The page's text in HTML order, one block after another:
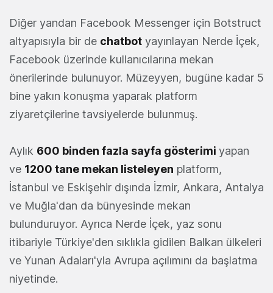
Diğer yandan Facebook Messenger için Botstruct
altyapısıyla bir de chatbot yayınlayan Nerde İçek,
Facebook üzerinde kullanıcılarına mekan
önerilerinde bulunuyor. Müzeyyen, bugüne kadar 5
bine yakın konuşma yaparak platform
ziyaretçilerine tavsiyelerde bulunmuş.
Aylık 600 binden fazla sayfa gösterimi yapan
ve 1200 tane mekan listeleyen platform,
İstanbul ve Eskişehir dışında İzmir, Ankara, Antalya
ve Muğla'dan da bünyesinde mekan
bulunduruyor. Ayrıca Nerde İçek, yaz sonu
itibariyle Türkiye'den sıklıkla gidilen Balkan ülkeleri
ve Yunan Adaları'yla Avrupa açılımını da başlatma
niyetinde.